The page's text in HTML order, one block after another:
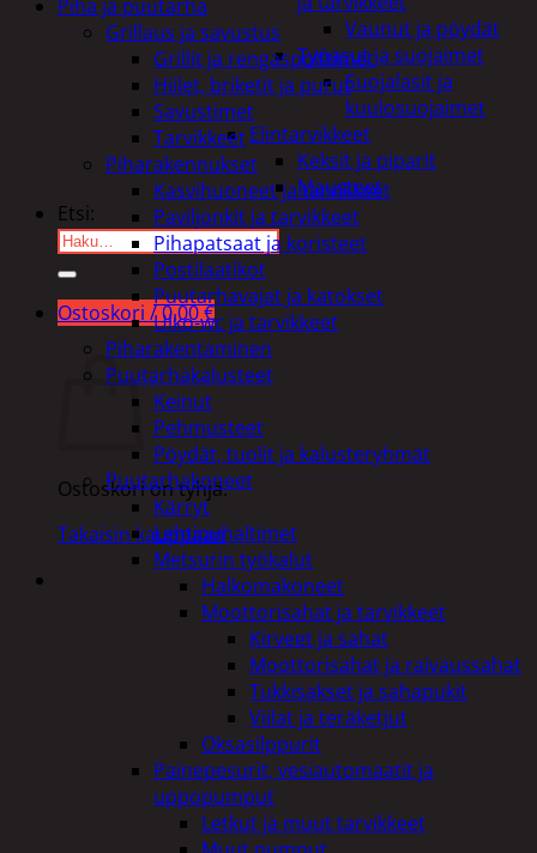
Vaunut ja pöydät
Työasut ja suojaimet
Suojalasit ja
kuulosuojaimet
Elintarvikkeet
Keksit ja piparit
Mausteet
Etsi:
Ostoskori /0,00€
Ostoskori
Ostoskori on tyhjä.
Takaisin kauppaan
Piha ja puutarha
Grillaus ja savustus
Grillit ja rengaspolttimet
Hiilet, briketit ja purut
Savustimet
Tarvikkeet
Piharakennukset
Kasvihuoneet ja tarvikkeet
Paviljonkit ja tarvikkeet
Pihapatsaat ja koristeet
Postilaatikot
Puutarhavajat ja katokset
Ulko-wc ja tarvikkeet
Piharakentaminen
Puutarhakalusteet
Keinut
Pehmusteet
Pöydät, tuolit ja kalusteryhmät
Puutarhakoneet
Kärryt
Lehtipuhaltimet
Metsurin työkalut
Halkomakoneet
Moottorisahat ja tarvikkeet
Kirveet ja sahat
Moottorisahat ja raivaussahat
Tukkisakset ja sahapukit
Viilat ja teräketjut
Oksasilppurit
Painepesurit, vesiautomaatit ja
uppopumput
Letkut ja muut tarvikkeet